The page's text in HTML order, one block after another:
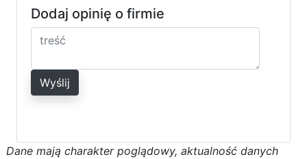
Dodaj opinię o firmie
Wyślij
Dane mają charakter poglądowy, aktualność danych